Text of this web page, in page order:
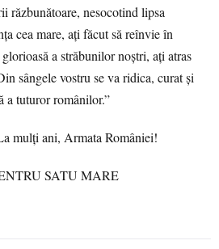
răzbunătoare, nesocotind lipsa
cea mare, ați făcut să reînvie în
a străbunilor noștri, ați atras
sângele vostru se va ridica, curat și
a tuturor românilor.”
mulți ani, Armata României!
SATU MARE